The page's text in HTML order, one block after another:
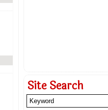
Site Search